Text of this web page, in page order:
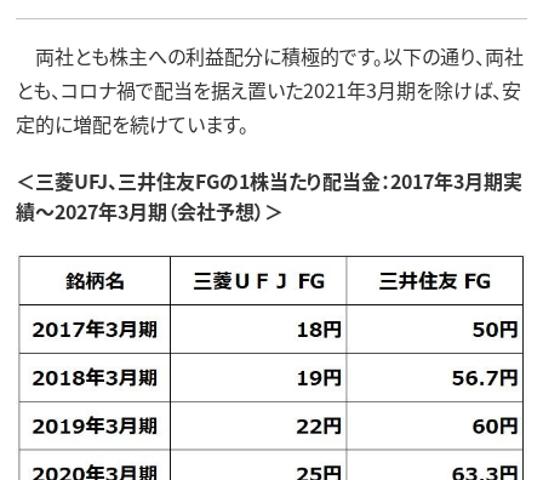
両社とも株主への利益配分に積極的です。以下の通り、両社
とも、コロナ禍で配当を据え置いた2021年3月期を除けば、安
定的に増配を続けています。
＜三菱UFJ、三井住友FGの1株当たり配当金：2017年3月期実
績～2027年3月期（会社予想）＞